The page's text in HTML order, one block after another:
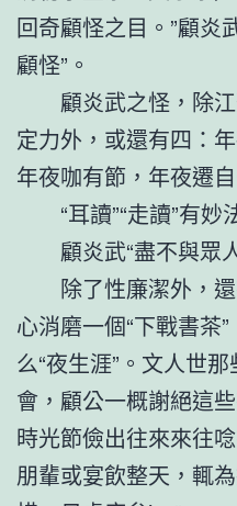
回奇顧怪之目。”顧炎
顧怪”。
顧炎武之怪，除
定力外，或還有四：
年夜咖有節，年夜遷自
“耳讀”“走讀”有妙
顧炎武“盡不與眾
除了性廉潔外，
心消磨一個“下戰書茶
么“夜生涯”。文人世
會，顧公一概謝絕這
時光節儉出往來來往
朋輩或宴飲整天，輒